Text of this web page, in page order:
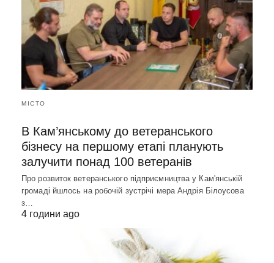
МІСТО
В Кам’янському до ветеранського
бізнесу на першому етапі планують
залучити понад 100 ветеранів
Про розвиток ветеранського підприємництва у Кам'янській
громаді йшлось на робочій зустрічі мера Андрія Білоусова
з…
4 години ago